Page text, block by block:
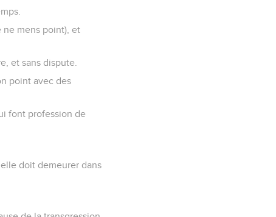
ne mens point), et
et sans dispute.
point avec des
font profession de
doit demeurer dans